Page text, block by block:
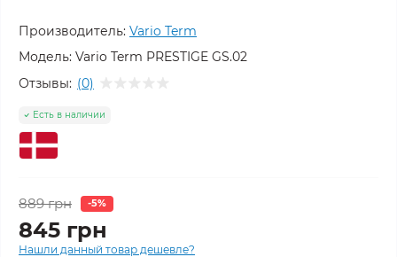
Производитель: Vario Term
Модель: Vario Term PRESTIGE GS.02
Отзывы: (0)
Есть в наличии
889 грн -5%
845 грн
Нашли данный товар дешевле?